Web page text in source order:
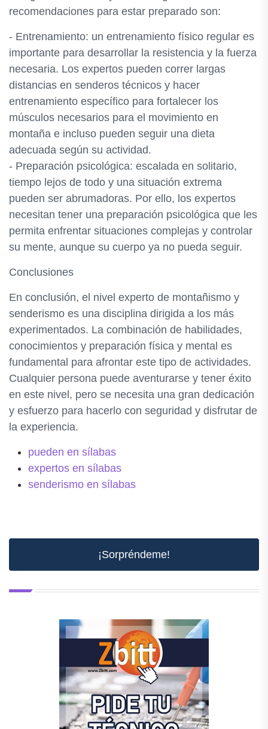
recomendaciones para estar preparado son:
- Entrenamiento: un entrenamiento físico regular es
importante para desarrollar la resistencia y la fuerza
necesaria. Los expertos pueden correr largas
distancias en senderos técnicos y hacer
entrenamiento específico para fortalecer los
músculos necesarios para el movimiento en
montaña e incluso pueden seguir una dieta
adecuada según su actividad.
- Preparación psicológica: escalada en solitario,
tiempo lejos de todo y una situación extrema
pueden ser abrumadoras. Por ello, los expertos
necesitan tener una preparación psicológica que les
permita enfrentar situaciones complejas y controlar
su mente, aunque su cuerpo ya no pueda seguir.
Conclusiones
En conclusión, el nivel experto de montañismo y
senderismo es una disciplina dirigida a los más
experimentados. La combinación de habilidades,
conocimientos y preparación física y mental es
fundamental para afrontar este tipo de actividades.
Cualquier persona puede aventurarse y tener éxito
en este nivel, pero se necesita una gran dedicación
y esfuerzo para hacerlo con seguridad y disfrutar de
la experiencia.
pueden en sílabas
expertos en sílabas
senderismo en sílabas
¡Sorpréndeme!